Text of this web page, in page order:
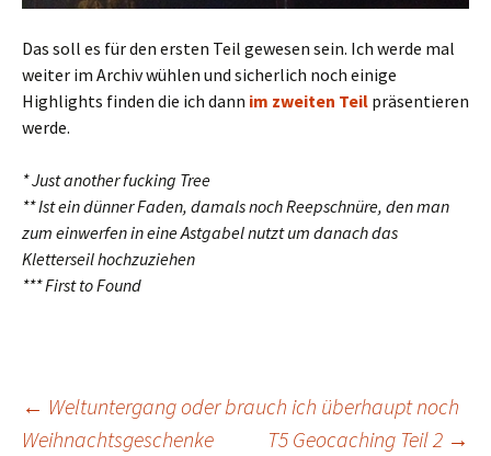
Das soll es für den ersten Teil gewesen sein. Ich werde mal
weiter im Archiv wühlen und sicherlich noch einige
Highlights finden die ich dann im zweiten Teil präsentieren
werde.
* Just another fucking Tree
** Ist ein dünner Faden, damals noch Reepschnüre, den man
zum einwerfen in eine Astgabel nutzt um danach das
Kletterseil hochzuziehen
*** First to Found
Beitragsnavigation
← Weltuntergang oder brauch ich überhaupt noch
Weihnachtsgeschenke
T5 Geocaching Teil 2 →